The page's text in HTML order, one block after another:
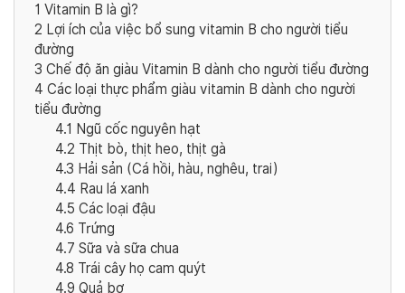
1 Vitamin B là gì?
2 Lợi ích của việc bổ sung vitamin B cho người tiểu
đường
3 Chế độ ăn giàu Vitamin B dành cho người tiểu đường
4 Các loại thực phẩm giàu vitamin B dành cho người
tiểu đường
4.1 Ngũ cốc nguyên hạt
4.2 Thịt bò, thịt heo, thịt gà
4.3 Hải sản (Cá hồi, hàu, nghêu, trai)
4.4 Rau lá xanh
4.5 Các loại đậu
4.6 Trứng
4.7 Sữa và sữa chua
4.8 Trái cây họ cam quýt
4.9 Quả bơ